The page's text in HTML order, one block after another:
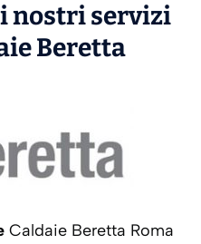
i nostri servizi
Beretta
Caldaie Beretta Roma